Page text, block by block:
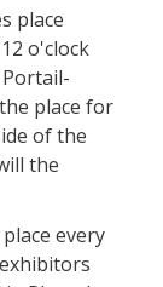
place
o'clock
place for
of the
the
every